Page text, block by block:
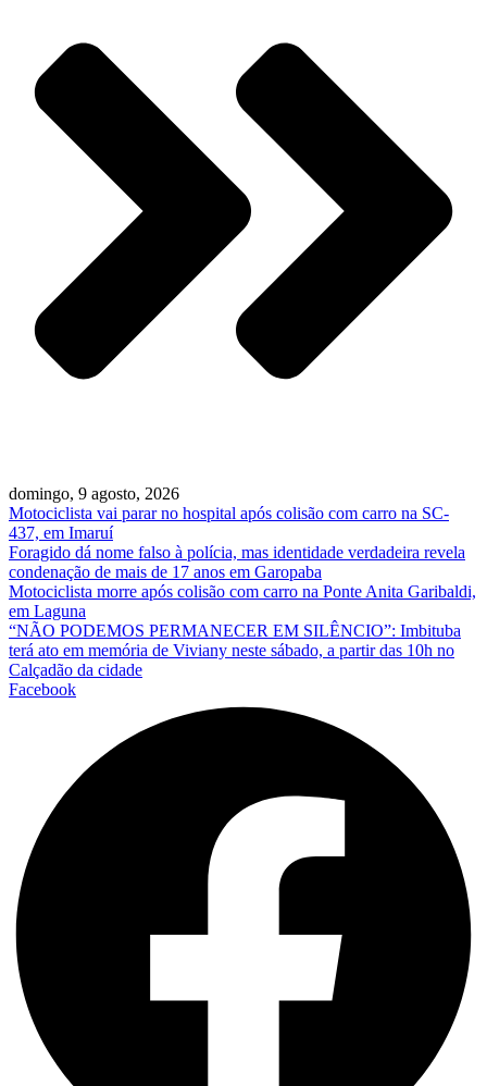
domingo, 9 agosto, 2026
Motociclista vai parar no hospital após colisão com carro na SC-
437, em Imaruí
Foragido dá nome falso à polícia, mas identidade verdadeira revela
condenação de mais de 17 anos em Garopaba
Motociclista morre após colisão com carro na Ponte Anita Garibaldi,
em Laguna
“NÃO PODEMOS PERMANECER EM SILÊNCIO”: Imbituba
terá ato em memória de Viviany neste sábado, a partir das 10h no
Calçadão da cidade
Facebook